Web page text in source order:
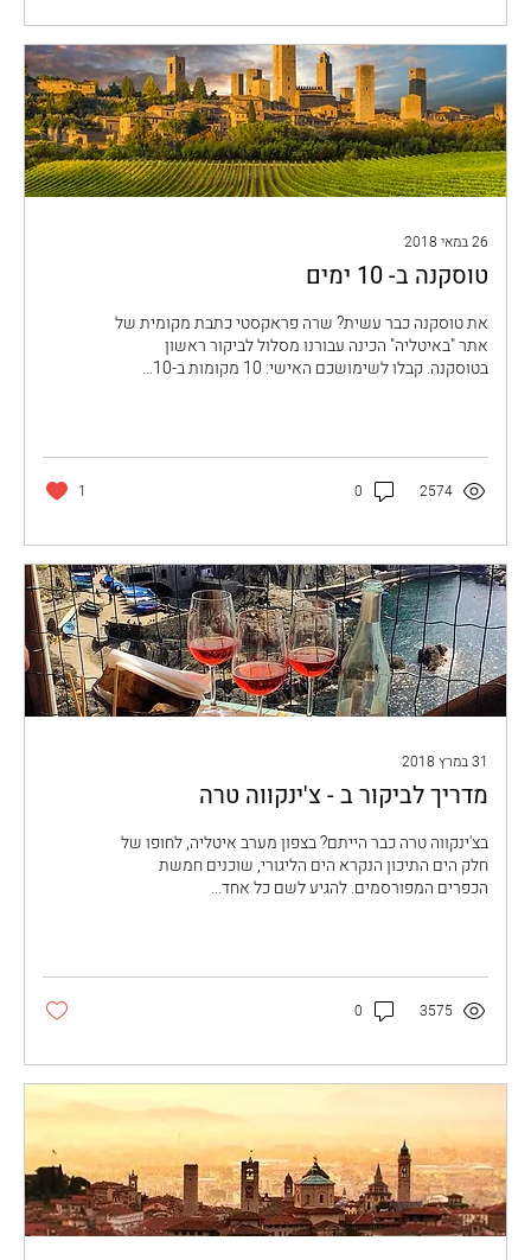
26 במאי 2018
טוסקנה ב- 10 ימים
את טוסקנה כבר עשית? שרה פראקסטי כתבת מקומית של
אתר "באיטליה" הכינה עבורנו מסלול לביקור ראשון
בטוסקנה. קבלו לשימושכם האישי: 10 מקומות ב-10...
2574
0
1
31 במרץ 2018
מדריך לביקור ב - צ'ינקווה טרה
בצ'ינקווה טרה כבר הייתם? בצפון מערב איטליה, לחופו של
חלק הים התיכון הנקרא הים הליגורי, שוכנים חמשת
הכפרים המפורסמים. להגיע לשם כל אחד...
3575
0